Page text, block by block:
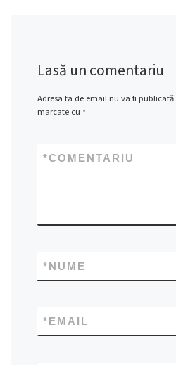
Lasă un comentariu
Adresa ta de email nu va fi publicată.
marcate cu *
COMENTARIU
*
NUME
*
EMAIL
*